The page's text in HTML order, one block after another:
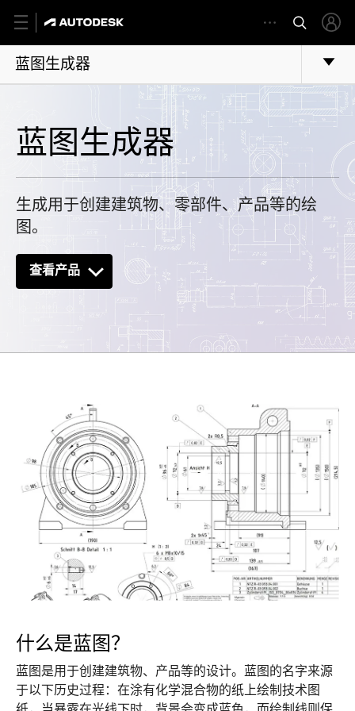
蓝图生成器
蓝图生成器
生成用于创建建筑物、零部件、产品等的绘
图。
查看产品
什么是蓝图？
蓝图是用于创建建筑物、产品等的设计。蓝图的名字来源
于以下历史过程：在涂有化学混合物的纸上绘制技术图